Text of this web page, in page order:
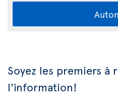
Soyez les premiers à
l'information!